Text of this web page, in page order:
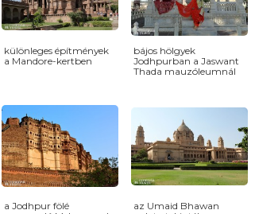
különleges építmények
a Mandore-kertben
bájos hölgyek
Jodhpurban a Jaswant
Thada mauzóleumnál
a Jodhpur fölé
az Umaid Bhawan